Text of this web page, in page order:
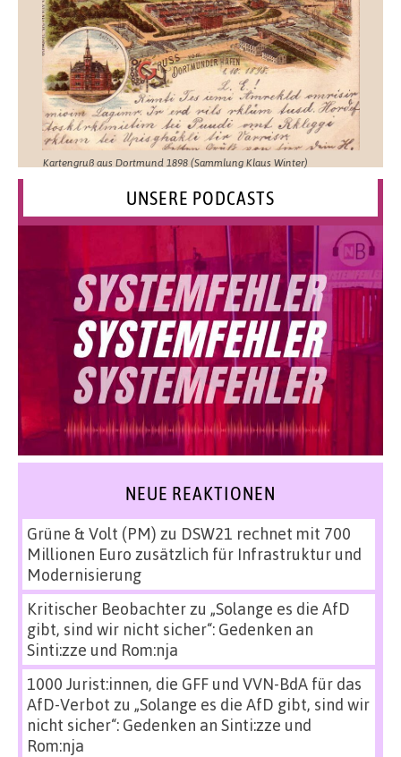
Kartengruß aus Dortmund 1898 (Sammlung Klaus Winter)
UNSERE PODCASTS
NEUE REAKTIONEN
Grüne & Volt (PM) zu DSW21 rechnet mit 700
Millionen Euro zusätzlich für Infrastruktur und
Modernisierung
Kritischer Beobachterzu „Solange es die AfD
gibt, sind wir nicht sicher“: Gedenken an
Sinti:zze und Rom:nja
1000 Jurist:innen, die GFF und VVN-BdA für das
AfD-Verbot zu „Solange es die AfD gibt, sind wir
nicht sicher“: Gedenken an Sinti:zze und
Rom:nja